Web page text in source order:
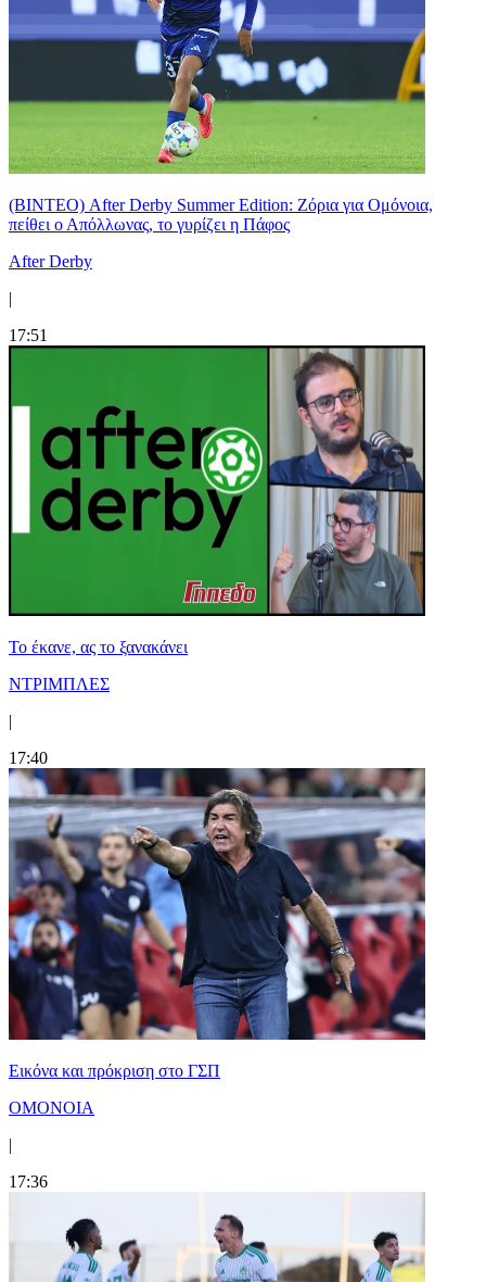
(ΒΙΝΤΕΟ) After Derby Summer Edition: Ζόρια για Ομόνοια,
πείθει ο Απόλλωνας, το γυρίζει η Πάφος
After Derby
|
17:51
Το έκανε, ας το ξανακάνει
ΝΤΡΙΜΠΛΕΣ
|
17:40
Εικόνα και πρόκριση στο ΓΣΠ
ΟΜΟΝΟΙΑ
|
17:36